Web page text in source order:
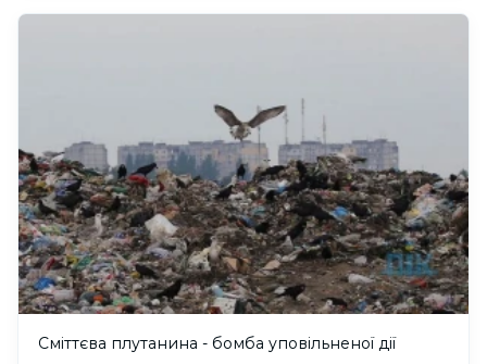
Сміттєва плутанина - бомба уповільненої дії